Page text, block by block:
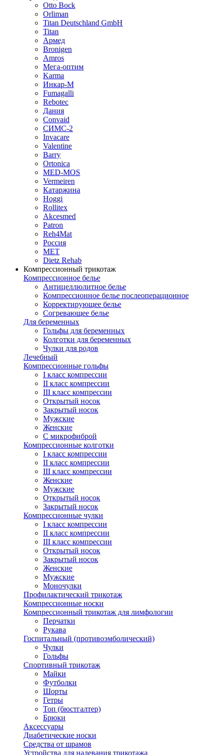
Otto Bock
Orliman
Titan Deutschland GmbH
Titan
Армед
Bronigen
Amros
Мега-оптим
Karma
Инкар-М
Fumagalli
Rebotec
Дания
Convaid
СИМС-2
Invacare
Valentine
Barry
Ortonica
MED-MOS
Vermeiren
Катаржина
Hoggi
Rollitex
Akcesmed
Patron
Reh4Mat
Россия
МЕТ
Dietz Rehab
Компрессионный трикотаж
Компрессионное белье
Антицеллюлитное белье
Компрессионное белье послеоперационное
Корректирующее белье
Согревающее белье
Для беременных
Гольфы для беременных
Колготки для беременных
Чулки для родов
Лечебный
Компрессионные гольфы
I класс компрессии
II класс компрессии
III класс компрессии
Открытый носок
Закрытый носок
Мужские
Женские
С микрофиброй
Компрессионные колготки
I класс компрессии
II класс компрессии
III класс компрессии
Женские
Мужские
Открытый носок
Закрытый носок
Компрессионные чулки
I класс компрессии
II класс компрессии
III класс компрессии
Открытый носок
Закрытый носок
Женские
Мужские
Моночулки
Профилактический трикотаж
Компрессионные носки
Компрессионный трикотаж для лимфологии
Перчатки
Рукава
Госпитальный (противоэмболический)
Чулки
Гольфы
Спортивный трикотаж
Майки
Футболки
Шорты
Гетры
Топ (бюстгалтер)
Брюки
Аксессуары
Диабетические носки
Средства от шрамов
Устройства для надевания трикотажа